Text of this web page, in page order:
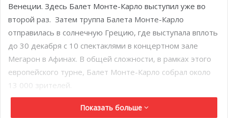
Венеции. Здесь Балет Монте-Карло выступил уже во
второй раз. Затем труппа Балета Монте-Карло
отправилась в солнечную Грецию, где выступала вплоть
до 30 декабря с 10 спектаклями в концертном зале
Мегарон в Афинах. В общей сложности, в рамках этого
европейского турне, Балет Монте-Карло собрал около
13 000 зрителей.
Показать больше